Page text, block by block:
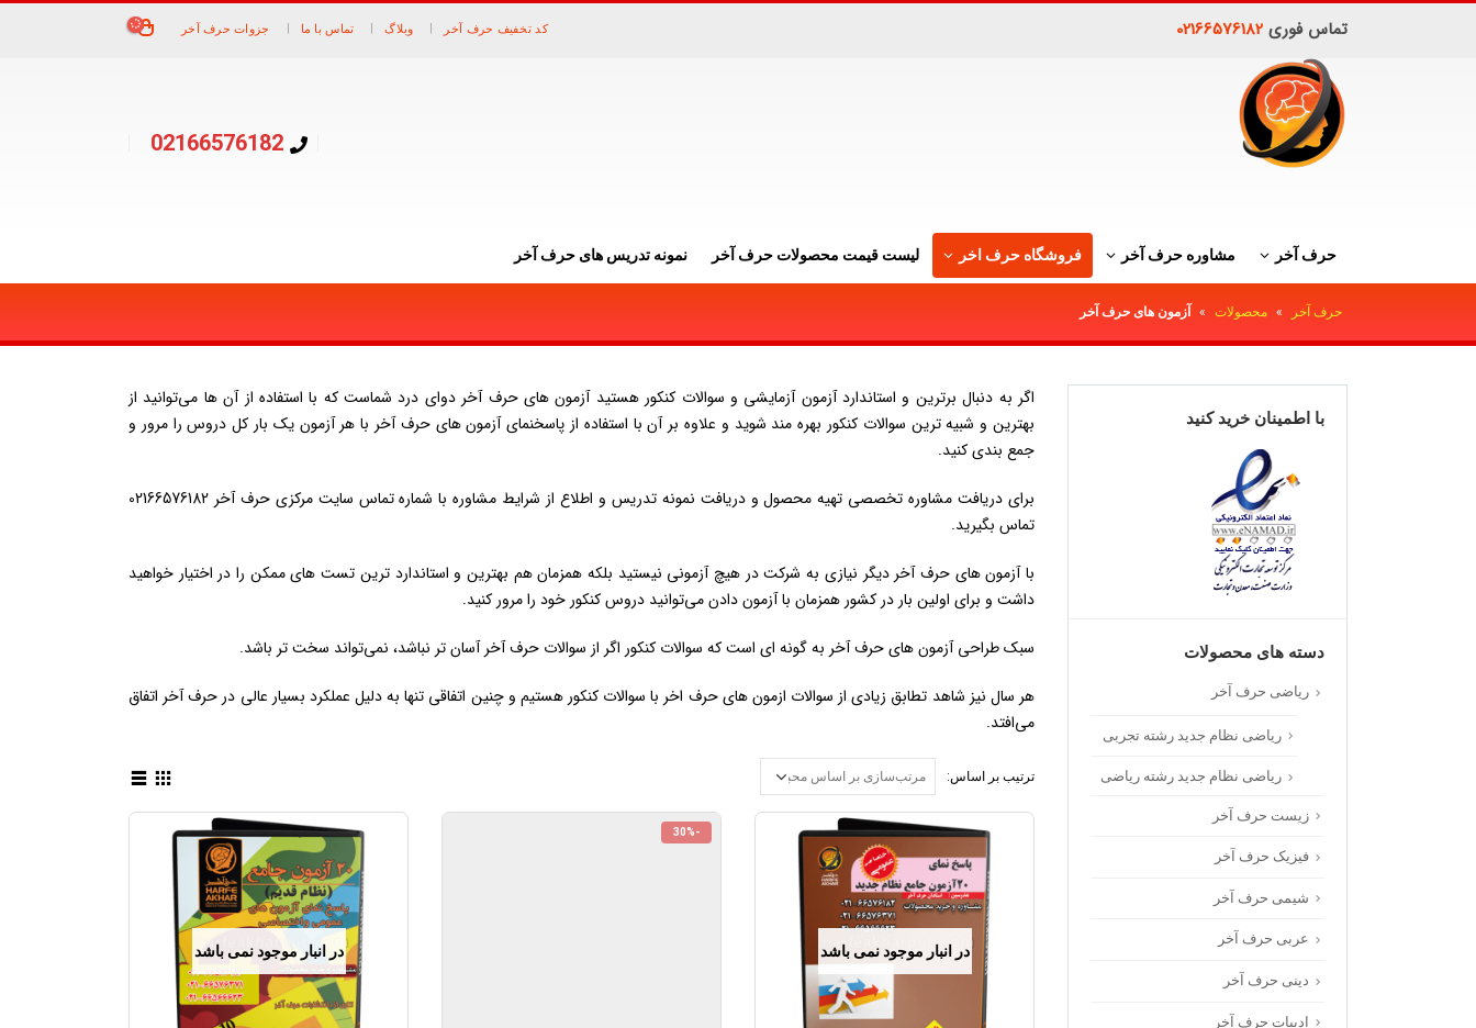
تماس فوری 02166576182 کد تخفیف حرف آخر وبلاگ تماس با ما جزوات حرف آخر
02166576182
حرف آخر مشاوره حرف آخر فروشگاه حرف اخر لیست قیمت محصولات حرف آخر نمونه تدریس های حرف آخر
حرف آخر » محصولات » آزمون های حرف آخر
اگر به دنبال برترین و استاندارد آزمون آزمایشی و سوالات کنکور هستید آزمون های حرف آخر دوای درد شماست که با استفاده از آن ها می‌توانید از
بهترین و شبیه ترین سوالات کنکور بهره مند شوید و علاوه بر آن با استفاده از پاسخنمای آزمون های حرف آخر با هر آزمون یک بار کل دروس را مرور و
جمع بندی کنید.
برای دریافت مشاوره تخصصی تهیه محصول و دریافت نمونه تدریس و اطلاع از شرایط مشاوره با شماره تماس سایت مرکزی حرف آخر 02166576182
تماس بگیرید.
با آزمون های حرف آخر دیگر نیازی به شرکت در هیچ آزمونی نیستید بلکه همزمان هم بهترین و استاندارد ترین تست های ممکن را در اختیار خواهید
داشت و برای اولین بار در کشور همزمان با آزمون دادن می‌توانید دروس کنکور خود را مرور کنید.
سبک طراحی آزمون های حرف آخر به گونه ای است که سوالات کنکور اگر از سوالات حرف آخر آسان تر نباشد، نمی‌تواند سخت تر باشد.
هر سال نیز شاهد تطابق زیادی از سوالات ازمون های حرف اخر با سوالات کنکور هستیم و چنین اتفاقی تنها به دلیل عملکرد بسیار عالی در حرف آخر اتفاق
می‌افتد.
ترتیب بر اساس:
در انبار موجود نمی باشد
-30%
در انبار موجود نمی باشد
با اطمینان خرید کنید
دسته های محصولات
ریاضی حرف آخر
ریاضی نظام جدید رشته تجربی
ریاضی نظام جدید رشته ریاضی
زیست حرف آخر
فیزیک حرف آخر
شیمی حرف آخر
عربی حرف آخر
دینی حرف آخر
ادبیات حرف آخر